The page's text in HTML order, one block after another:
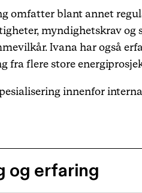
omfatter blant annet
myndighetskrav
Ivana har også
fra flere store
innenfor
og erfaring